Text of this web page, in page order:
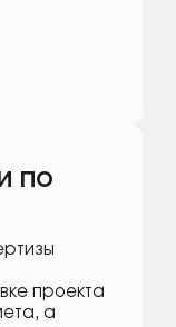
по
проекта
а